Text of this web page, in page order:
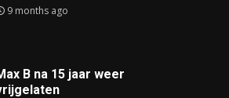
9 months ago
B na 15 jaar weer